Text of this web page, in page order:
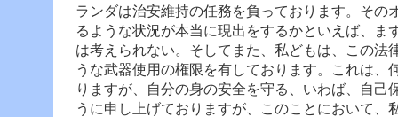
ランダは治安維持の任務を負っております。その
るような状況が本当に現出をするかといえば、ま
は考えられない。 そしてまた、私どもは、この法
うな武器使用の権限を有しております。これは、
りますが、自分の身の安全を守る、いわば、自己
うに申し上げておりますが、このことにおいて、